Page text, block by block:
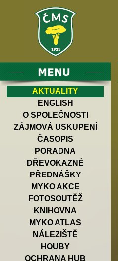
AKTUALITY
ENGLISH
O SPOLEČNOSTI
ZÁJMOVÁ USKUPENÍ
ČASOPIS
PORADNA
DŘEVOKAZNÉ
PŘEDNÁŠKY
MYKO AKCE
FOTOSOUTĚŽ
KNIHOVNA
MYKO ATLAS
NÁLEZIŠTĚ
HOUBY
OCHRANA HUB